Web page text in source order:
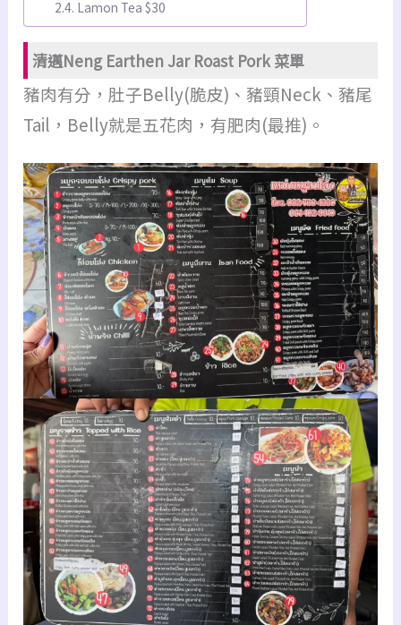
Lamon Tea $30
清邁Neng Earthen Jar Roast Pork 菜單
豬肉有分，肚子Belly(脆皮)、豬頸Neck、豬尾
Tail， Belly就是五花肉，有肥肉(最推)。